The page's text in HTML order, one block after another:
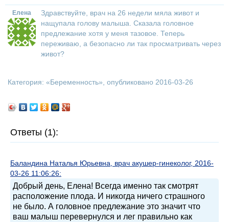
Елена
Здравствуйте, врач на 26 недели мяла живот и
нащупала голову малыша. Сказала головное
предлежание хотя у меня тазовое. Теперь
переживаю, а безопасно ли так просматривать через
живот?
Категория: «Беременность», опубликовано 2016-03-26
Ответы (1):
Баландина Наталья Юрьевна, врач акушер-гинеколог, 2016-
03-26 11:06:26:
Добрый день, Елена! Всегда именно так смотрят
расположение плода. И никогда ничего страшного
не было. А головное предлежание это значит что
ваш малыш перевернулся и лег правильно как